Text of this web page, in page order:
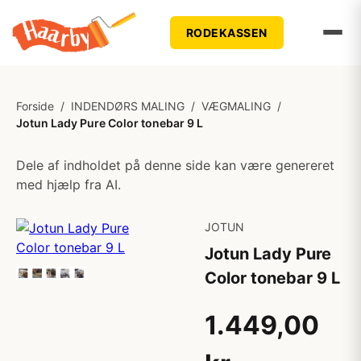
RODEKASSEN
Forside / INDENDØRS MALING / VÆGMALING /
Jotun Lady Pure Color tonebar 9 L
Dele af indholdet på denne side kan være genereret
med hjælp fra AI.
JOTUN
Jotun Lady Pure
Color tonebar 9 L
1.449,00